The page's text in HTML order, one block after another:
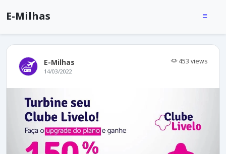
E-Milhas
E-Milhas 453 views
14/03/2022